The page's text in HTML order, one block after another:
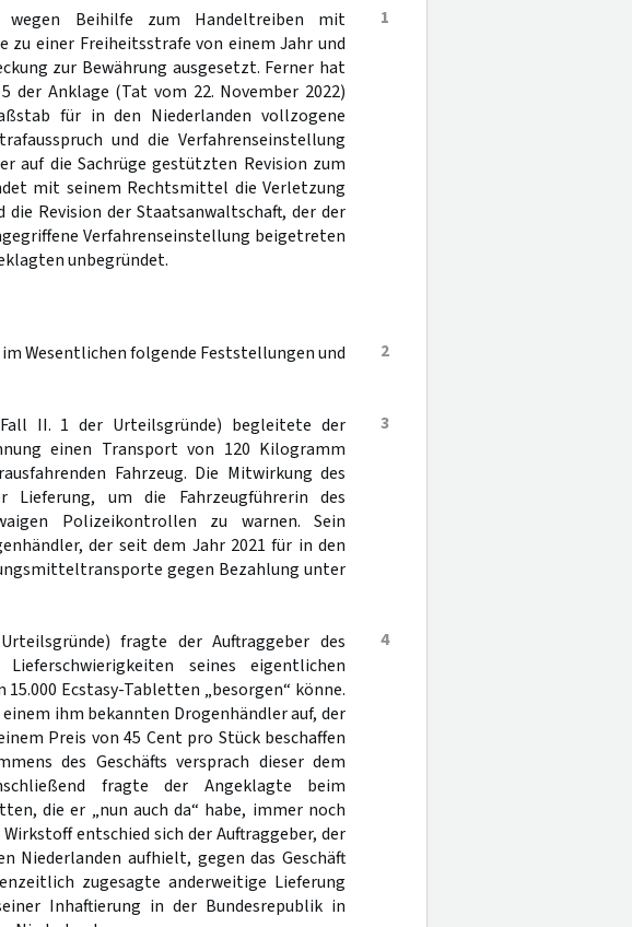
1
Beihilfe zum Handeltreiben mit
einer Freiheitsstrafe von einem Jahr und
zur Bewährung ausgesetzt. Ferner hat
der Anklage (Tat vom 22. November 2022)
für in den Niederlanden vollzogene
und die Verfahrenseinstellung
auf die Sachrüge gestützten Revision zum
mit seinem Rechtsmittel die Verletzung
Revision der Staatsanwaltschaft, der der
Verfahrenseinstellung beigetreten
unbegründet.
2
Wesentlichen folgende Feststellungen und
3
II. 1 der Urteilsgründe) begleitete der
einen Transport von 120 Kilogramm
Fahrzeug. Die Mitwirkung des
Lieferung, um die Fahrzeugführerin des
Polizeikontrollen zu warnen. Sein
der seit dem Jahr 2021 für in den
gegen Bezahlung unter
4
fragte der Auftraggeber des
seines eigentlichen
Ecstasy-Tabletten „besorgen“ könne.
ihm bekannten Drogenhändler auf, der
Preis von 45 Cent pro Stück beschaffen
des Geschäfts versprach dieser dem
fragte der Angeklagte beim
die er „nun auch da“ habe, immer noch
entschied sich der Auftraggeber, der
Niederlanden aufhielt, gegen das Geschäft
zugesagte anderweitige Lieferung
Inhaftierung in der Bundesrepublik in